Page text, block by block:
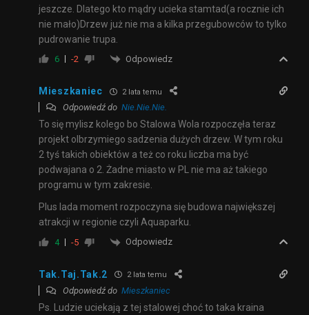
jeszcze. Dlatego kto mądry ucieka stamtad(a rocznie ich
nie mało)Drzew już nie ma a kilka przegubowców to tylko
pudrowanie trupa.
6 -2 Odpowiedz
Mieszkaniec 2 lata temu
Odpowiedź do Nie.Nie.Nie.
To się mylisz kolego bo Stalowa Wola rozpoczęła teraz
projekt olbrzymiego sadzenia dużych drzew. W tym roku
2 tyś takich obiektów a też co roku liczba ma być
podwajana o 2. Żadne miasto w PL nie ma aż takiego
programu w tym zakresie.
Plus lada moment rozpoczyna się budowa największej
atrakcji w regionie czyli Aquaparku.
4 -5 Odpowiedz
Tak.Taj.Tak.2 2 lata temu
Odpowiedź do Mieszkaniec
Ps. Ludzie uciekają z tej stalowej choć to taka kraina